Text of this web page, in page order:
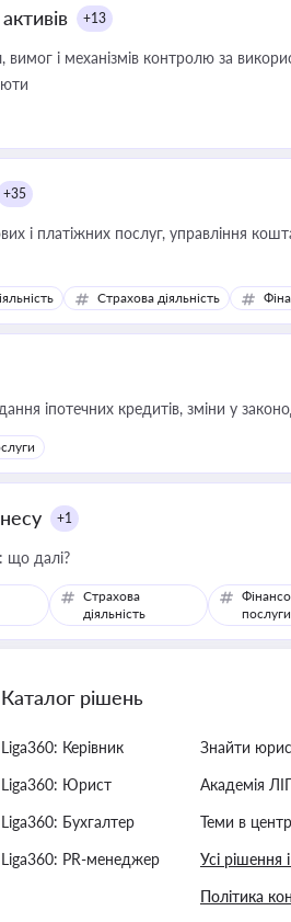
+13
і механізмів контролю за
+35
коштами, приймання платежів та дотримання
Страхова діяльність
іпотечних кредитів, зміни у
+1
що далі?
Страхова
діяльність
послуги
Каталог рішень
Liga360: Керівник
Liga360: Юрист
Liga360: Бухгалтер
Liga360: PR-менеджер
Знайти
Академія
Теми в
Усі рішення
Політика